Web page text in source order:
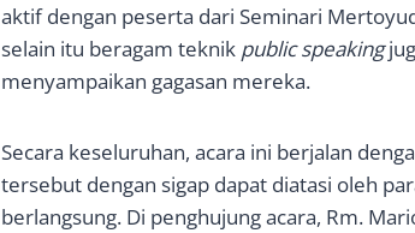
aktif dengan peserta dari Seminari
selain itu beragam teknik public speaking
menyampaikan gagasan mereka.
Secara keseluruhan, acara ini berjalan
tersebut dengan sigap dapat diatasi oleh
berlangsung. Di penghujung acara, Rm.